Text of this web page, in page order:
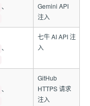
、
Gemini API
注入
、
七牛 AI API 注
入
、
GitHub
HTTPS 请求
注入